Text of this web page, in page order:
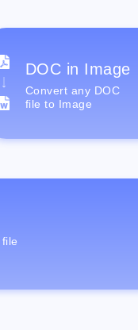
DOC in Image
Convert any DOC
file to Image